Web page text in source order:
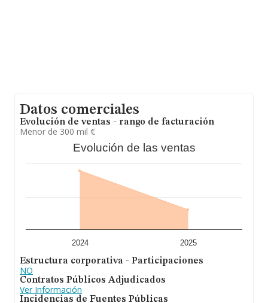
Datos comerciales
Evolución de ventas - rango de facturación
Menor de 300 mil €
Evolución de las ventas
2024 2025
Estructura corporativa - Participaciones
NO
Contratos Públicos Adjudicados
Ver Información
Incidencias de Fuentes Públicas